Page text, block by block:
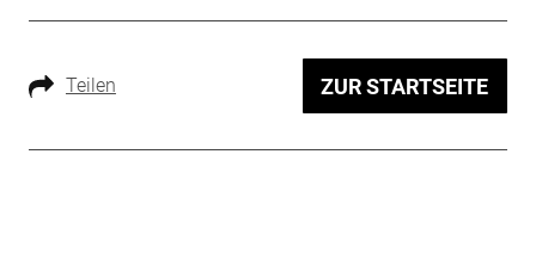
Teilen ZUR STARTSEITE